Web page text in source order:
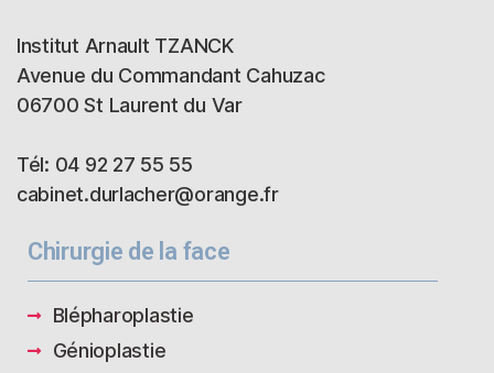
Institut Arnault TZANCK
Avenue du Commandant Cahuzac
06700 St Laurent du Var
Tél: 04 92 27 55 55
cabinet.durlacher@orange.fr
Chirurgie de la face
Blépharoplastie
Génioplastie